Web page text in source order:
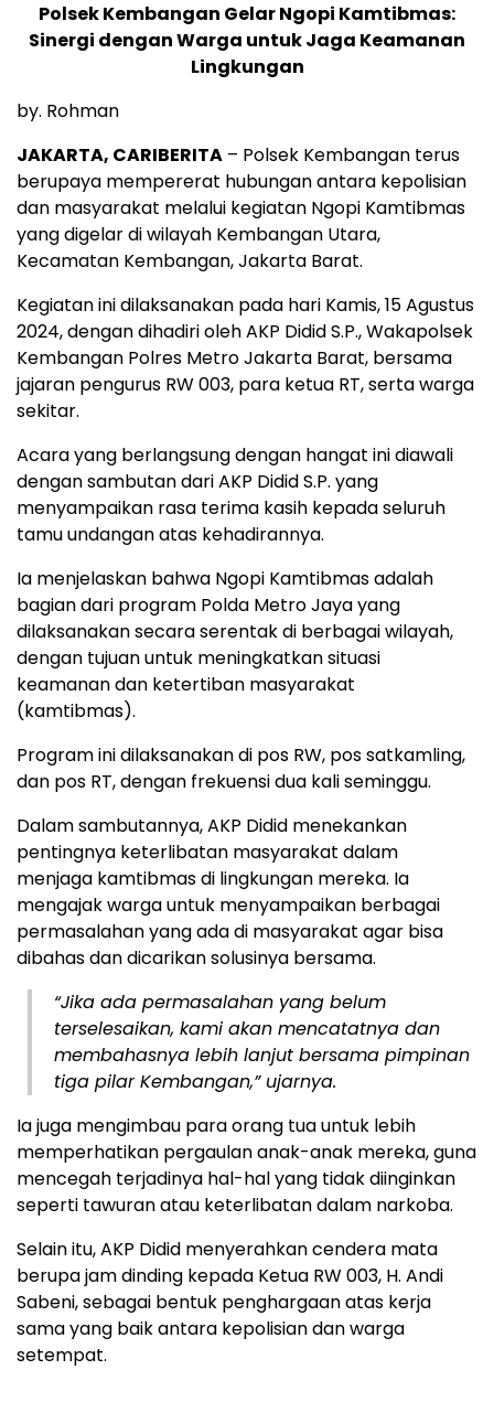
Polsek Kembangan Gelar Ngopi Kamtibmas:
Sinergi dengan Warga untuk Jaga Keamanan
Lingkungan
by. Rohman
JAKARTA, CARIBERITA – Polsek Kembangan terus
berupaya mempererat hubungan antara kepolisian
dan masyarakat melalui kegiatan Ngopi Kamtibmas
yang digelar di wilayah Kembangan Utara,
Kecamatan Kembangan, Jakarta Barat.
Kegiatan ini dilaksanakan pada hari Kamis, 15 Agustus
2024, dengan dihadiri oleh AKP Didid S.P., Wakapolsek
Kembangan Polres Metro Jakarta Barat, bersama
jajaran pengurus RW 003, para ketua RT, serta warga
sekitar.
Acara yang berlangsung dengan hangat ini diawali
dengan sambutan dari AKP Didid S.P. yang
menyampaikan rasa terima kasih kepada seluruh
tamu undangan atas kehadirannya.
Ia menjelaskan bahwa Ngopi Kamtibmas adalah
bagian dari program Polda Metro Jaya yang
dilaksanakan secara serentak di berbagai wilayah,
dengan tujuan untuk meningkatkan situasi
keamanan dan ketertiban masyarakat
(kamtibmas).
Program ini dilaksanakan di pos RW, pos satkamling,
dan pos RT, dengan frekuensi dua kali seminggu.
Dalam sambutannya, AKP Didid menekankan
pentingnya keterlibatan masyarakat dalam
menjaga kamtibmas di lingkungan mereka. Ia
mengajak warga untuk menyampaikan berbagai
permasalahan yang ada di masyarakat agar bisa
dibahas dan dicarikan solusinya bersama.
“Jika ada permasalahan yang belum
terselesaikan, kami akan mencatatnya dan
membahasnya lebih lanjut bersama pimpinan
tiga pilar Kembangan,” ujarnya.
Ia juga mengimbau para orang tua untuk lebih
memperhatikan pergaulan anak-anak mereka, guna
mencegah terjadinya hal-hal yang tidak diinginkan
seperti tawuran atau keterlibatan dalam narkoba.
Selain itu, AKP Didid menyerahkan cendera mata
berupa jam dinding kepada Ketua RW 003, H. Andi
Sabeni, sebagai bentuk penghargaan atas kerja
sama yang baik antara kepolisian dan warga
setempat.